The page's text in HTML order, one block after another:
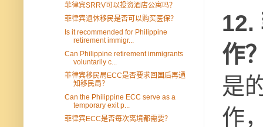
12.
作
是
作
菲律宾SRRV可以投资酒店公寓吗？
菲律宾退休移民是否可以购买医保？
Is it recommended for Philippine
retirement immigr...
Can Philippine retirement immigrants
voluntarily c...
菲律宾移民局ECC是否要求回国后再通
知移民局？
Can the Philippine ECC serve as a
temporary exit p...
菲律宾ECC是否每次离境都需要？